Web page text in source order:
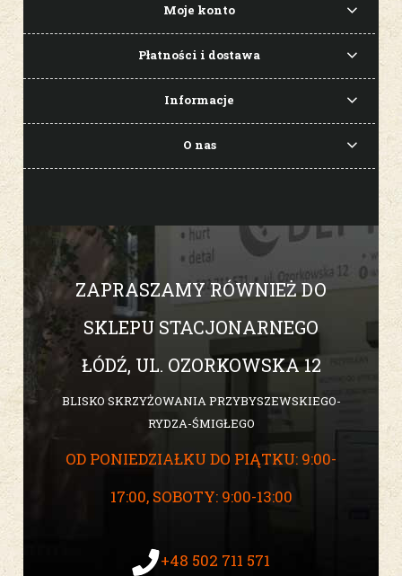
Moje konto
Płatności i dostawa
Informacje
O nas
ZAPRASZAMY RÓWNIEŻ DO
SKLEPU STACJONARNEGO
ŁÓDŹ, UL. OZORKOWSKA 12
BLISKO SKRZYŻOWANIA PRZYBYSZEWSKIEGO-
RYDZA-ŚMIGŁEGO
OD PONIEDZIAŁKU DO PIĄTKU: 9:00-
17:00, SOBOTY: 9:00-13:00
+48 502 711 571